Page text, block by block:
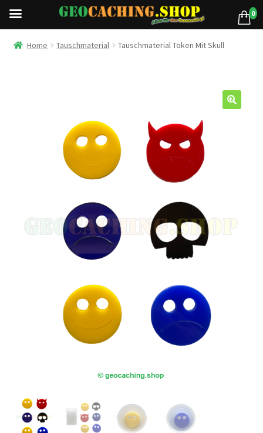
Home Tauschmaterial Tauschmaterial Token Mit Skull
0